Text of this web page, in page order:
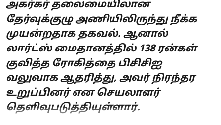
அகர்கர் தலைமையிலான
தேர்வுக்குழு அணியிலிருந்து நீக்க
முயன்றதாக தகவல். ஆனால்
லார்ட்ஸ் மைதானத்தில் 138 ரன்கள்
குவித்த ரோகித்தை பிசிசிஐ
வலுவாக ஆதரித்து, அவர் நிரந்தர
உறுப்பினர் என செயலாளர்
தெளிவுபடுத்தியுள்ளார்.